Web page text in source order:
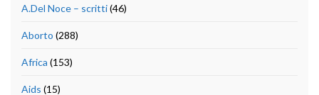
A.Del Noce – scritti(46)
Aborto (288)
Africa (153)
Aids (15)